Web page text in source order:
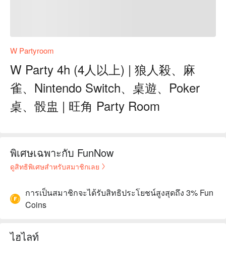
W Partyroom
W Party 4h (4人以上) | 狼人殺、麻
雀、Nintendo Switch、桌遊、Poker
桌、骰盅 | 旺角 Party Room
พิเศษเฉพาะกับ FunNow
ดูสิทธิพิเศษสำหรับสมาชิกเลย
การเป็นสมาชิกจะได้รับสิทธิประโยชน์สูงสุดถึง 3% Fun
Coins
ไฮไลท์